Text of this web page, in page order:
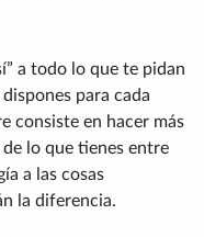
a todo lo que te pidan
para cada
consiste en hacer más
lo que tienes entre
a las cosas
la diferencia.